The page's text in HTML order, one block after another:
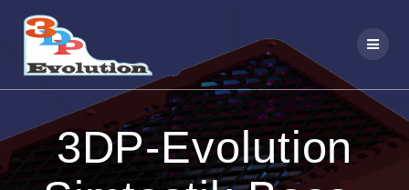
springen
3DP-Evolution